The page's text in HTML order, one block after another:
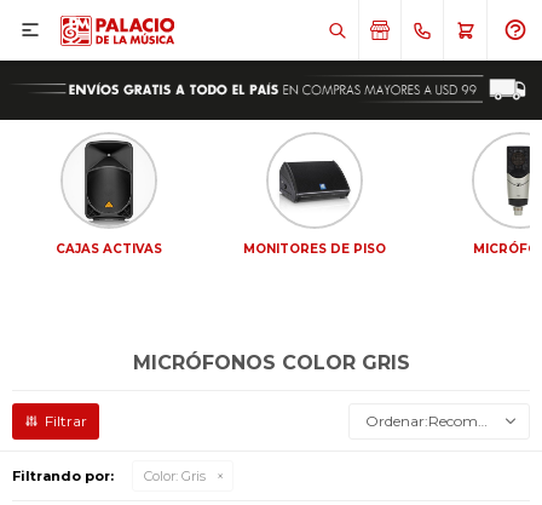

CAJAS ACTIVAS MONITORES DE PISO
MICRÓFONOS COLOR GRIS
Recomendados
Filtrando por: Color: Gris